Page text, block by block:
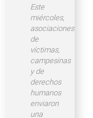
Este
miércoles,
asociaciones
de
víctimas,
campesinas
y de
derechos
humanos
enviaron
una